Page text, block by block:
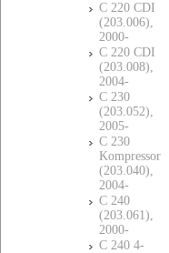
C 220 CDI
(203.006),
2000-
C 220 CDI
(203.008),
2004-
C 230
(203.052),
2005-
C 230
Kompressor
(203.040),
2004-
C 240
(203.061),
2000-
C 240 4-